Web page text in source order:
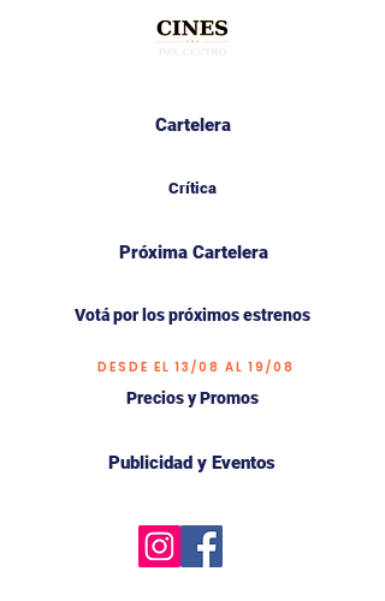
Cartelera
Crítica
Próxima Cartelera
Votá por los próximos estrenos
DESDE EL 13/08 AL 19/08
Precios y Promos
Publicidad y Eventos